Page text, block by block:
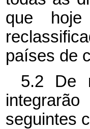
que
países de
5.2 De
seguintes